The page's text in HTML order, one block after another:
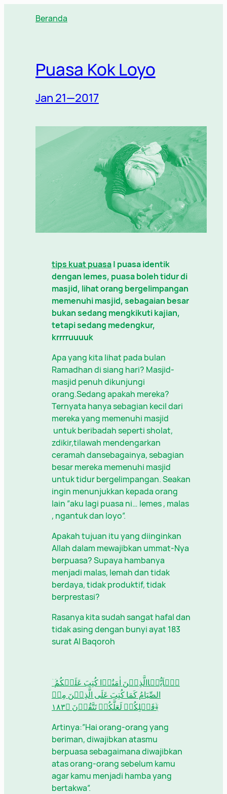
Beranda
Puasa Kok Loyo
Jan 21—2017
tips kuat puasa| puasa identik
dengan lemes, puasa boleh tidur di
masjid, lihat orang bergelimpangan
memenuhi masjid, sebagaian besar
bukan sedang mengkikuti kajian,
tetapi sedang medengkur,
krrrruuuuk
Apa yang kita lihat pada bulan
Ramadhan di siang hari? Masjid-
masjid penuh dikunjungi
orang.Sedang apakah mereka?
Ternyata hanya sebagian kecil dari
mereka yang memenuhi masjid
untuk beribadah seperti sholat,
zdikir,tilawah mendengarkan
ceramah dansebagainya, sebagian
besar mereka memenuhi masjid
untuk tidur bergelimpangan. Seakan
ingin menunjukkan kepada orang
lain ”aku lagi puasa ni… lemes , malas
, ngantuk dan loyo”.
Apakah tujuan itu yang diinginkan
Allah dalam mewajibkan ummat-Nya
berpuasa? Supaya hambanya
menjadi malas, lemah dan tidak
berdaya, tidak produktif, tidak
berprestasi?
Rasanya kita sudah sangat hafal dan
tidak asing dengan bunyi ayat 183
surat Al Baqoroh
َۤیٰۤاَیُّہَاالَّذِیۡنَ اٰمَنُوۡا کُتِبَ عَلَیۡکُمُ
الصِّیَامُ کَمَا کُتِبَ عَلَی الَّذِیۡنَ مِنۡ
قَبۡلِکُمۡ لَعَلَّکُمۡ تَتَّقُوۡنَ ﴿۱۸۳﴾ۙ
Artinya:”Hai orang-orang yang
beriman, diwajibkan atasmu
berpuasa sebagaimana diwajibkan
atas orang-orang sebelum kamu
agar kamu menjadi hamba yang
bertakwa”.